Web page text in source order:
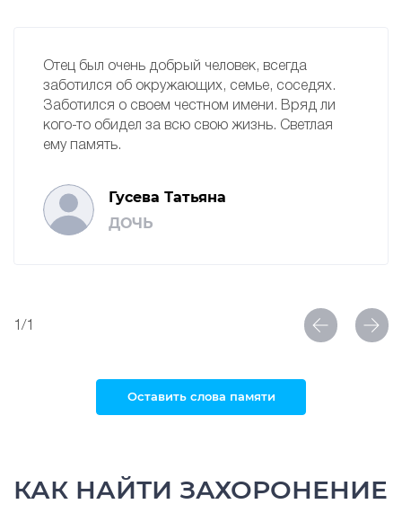
Отец был очень добрый человек, всегда
заботился об окружающих, семье, соседях.
Заботился о своем честном имени. Вряд ли
кого-то обидел за всю свою жизнь. Светлая
ему память.
Гусева Татьяна
ДОЧЬ
1/1
Оставить слова памяти
КАК НАЙТИ ЗАХОРОНЕНИЕ